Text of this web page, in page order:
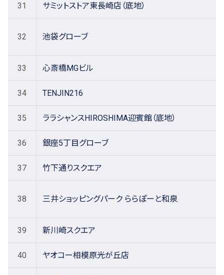
31 サミットストア東長崎店（底地）
32 池袋グローブ
33 心斎橋MGビル
34 TENJIN216
35 ララシャンスHIROSHIMA迎賓館（底地）
36 銀座5丁目グローブ
37 竹下通りスクエア
38 三井ショッピングパーク ららぽーと和泉
39 新川崎スクエア
40 ヤオコー相模原光が丘店